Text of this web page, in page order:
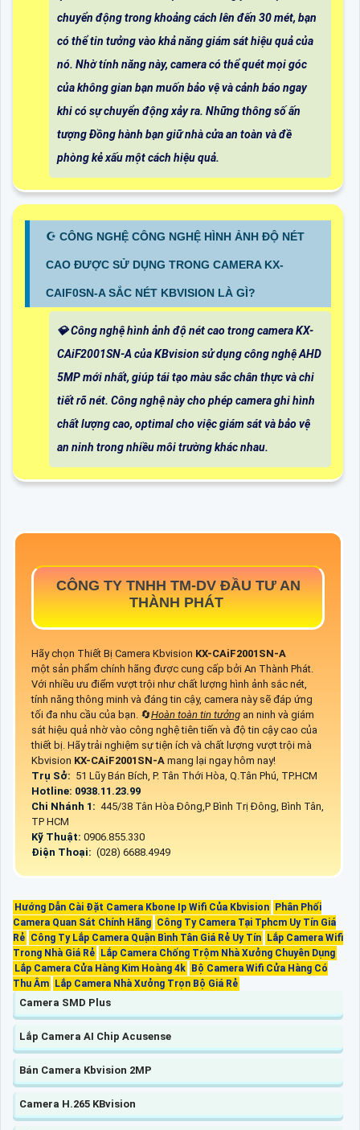
chuyển động trong khoảng cách lên đến 30 mét, bạn
có thể tin tưởng vào khả năng giám sát hiệu quả của
nó. Nhờ tính năng này, camera có thể quét mọi góc
của không gian bạn muốn bảo vệ và cảnh báo ngay
khi có sự chuyển động xảy ra. Những thông số ấn
tượng Đồng hành bạn giữ nhà cửa an toàn và đề
phòng kẻ xấu một cách hiệu quả.
☪ CÔNG NGHỆ CÔNG NGHỆ HÌNH ẢNH ĐỘ NÉT
CAO ĐƯỢC SỬ DỤNG TRONG CAMERA KX-
CAIF0SN-A SẮC NÉT KBVISION LÀ GÌ?
💎 Công nghệ hình ảnh độ nét cao trong camera KX-
CAiF2001SN-A của KBvision sử dụng công nghệ AHD
5MP mới nhất, giúp tái tạo màu sắc chân thực và chi
tiết rõ nét. Công nghệ này cho phép camera ghi hình
chất lượng cao, optimal cho việc giám sát và bảo vệ
an ninh trong nhiều môi trường khác nhau.
CÔNG TY TNHH TM-DV ĐẦU TƯ AN
THÀNH PHÁT
Hãy chọn Thiết Bị Camera Kbvision KX-CAiF2001SN-A
một sản phẩm chính hãng được cung cấp bởi An Thành Phát.
Với nhiều ưu điểm vượt trội như chất lượng hình ảnh sắc nét,
tính năng thông minh và đáng tin cậy, camera này sẽ đáp ứng
tối đa nhu cầu của bạn. 🔄Hoàn toàn tin tưởng an ninh và giám
sát hiệu quả nhờ vào công nghệ tiên tiến và độ tin cậy cao của
thiết bị. Hãy trải nghiệm sự tiện ích và chất lượng vượt trội mà
Kbvision KX-CAiF2001SN-A mang lại ngay hôm nay!
Trụ Sở: 51 Lũy Bán Bích, P. Tân Thới Hòa, Q.Tân Phú, TP.HCM
Hotline: 0938.11.23.99
Chi Nhánh 1: 445/38 Tân Hòa Đông,P Bình Trị Đông, Bình Tân,
TP HCM
Kỹ Thuật: 0906.855.330
Điện Thoại: (028) 6688.4949
Hướng Dẫn Cài Đặt Camera Kbone Ip Wifi Của Kbvision Phân Phối
Camera Quan Sát Chính Hãng Công Ty Camera Tại Tphcm Uy Tín Giá
Rẻ Công Ty Lắp Camera Quận Bình Tân Giá Rẻ Uy Tín Lắp Camera Wifi
Trong Nhà Giá Rẻ Lắp Camera Chống Trộm Nhà Xưởng Chuyên Dụng
Lắp Camera Cửa Hàng Kim Hoàng 4k Bộ Camera Wifi Cửa Hàng Có
Thu Âm Lắp Camera Nhà Xưởng Trọn Bộ Giá Rẻ
Camera SMD Plus
Lắp Camera AI Chip Acusense
Bán Camera Kbvision 2MP
Camera H.265 KBvision